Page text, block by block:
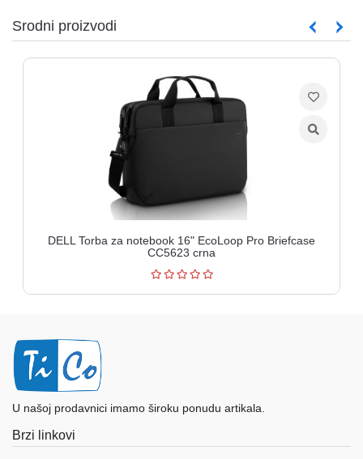
Srodni proizvodi
DELL Torba za notebook 16" EcoLoop Pro Briefcase
CC5623 crna
U našoj prodavnici imamo široku ponudu artikala.
Brzi linkovi